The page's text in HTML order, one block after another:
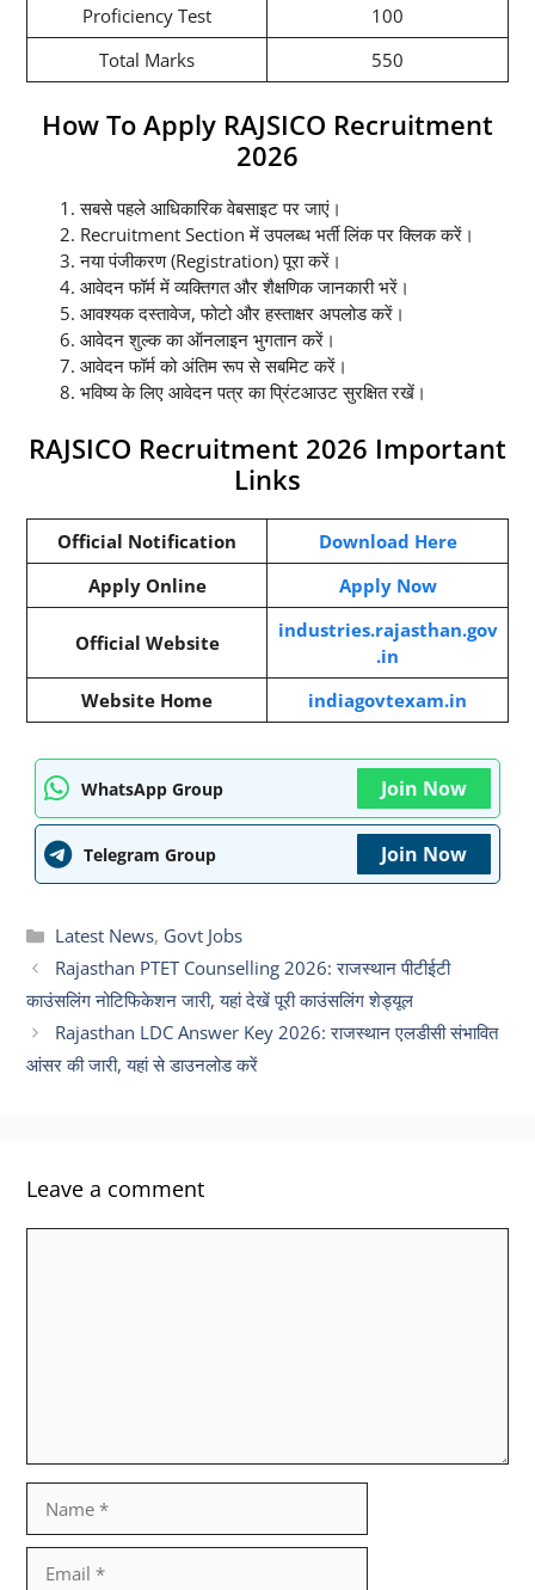
Proficiency Test
100
Total Marks
550
How To Apply RAJSICO Recruitment
2026
सबसे पहले आधिकारिक वेबसाइट पर जाएं।
Recruitment Section में उपलब्ध भर्ती लिंक पर क्लिक करें।
नया पंजीकरण (Registration) पूरा करें।
आवेदन फॉर्म में व्यक्तिगत और शैक्षणिक जानकारी भरें।
आवश्यक दस्तावेज, फोटो और हस्ताक्षर अपलोड करें।
आवेदन शुल्क का ऑनलाइन भुगतान करें।
आवेदन फॉर्म को अंतिम रूप से सबमिट करें।
भविष्य के लिए आवेदन पत्र का प्रिंटआउट सुरक्षित रखें।
RAJSICO Recruitment 2026 Important
Links
Official Notification
Download Here
Apply Online
Apply Now
Official Website
industries.rajasthan.gov
.in
Website Home
indiagovtexam.in
WhatsApp Group Join Now
Telegram Group Join Now
Categories
Latest News, Govt Jobs
Rajasthan PTET Counselling 2026: राजस्थान पीटीईटी
काउंसलिंग नोटिफिकेशन जारी, यहां देखें पूरी काउंसलिंग शेड्यूल
Rajasthan LDC Answer Key 2026: राजस्थान एलडीसी संभावित
आंसर की जारी, यहां से डाउनलोड करें
Leave a comment